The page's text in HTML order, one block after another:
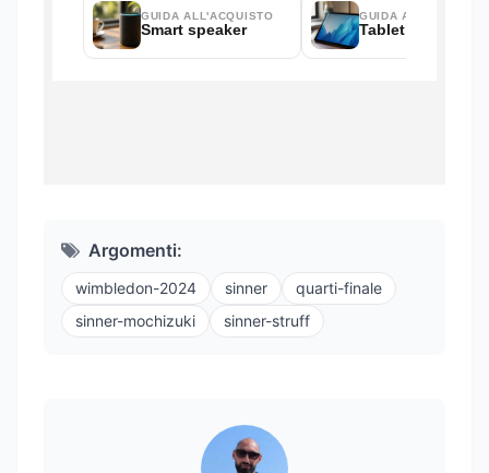
Argomenti:
wimbledon-2024 sinner
quarti-finale
sinner-mochizuki
sinner-struff